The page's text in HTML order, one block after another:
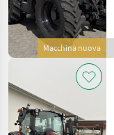
Macchina nuova